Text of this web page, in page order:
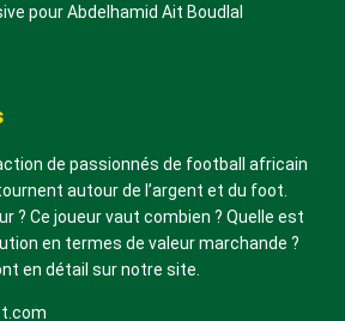
pour Abdelhamid Ait Boudlal
de passionnés de football africain
autour de l’argent et du foot.
? Ce joueur vaut combien ? Quelle est
en termes de valeur marchande ?
en détail sur notre site.